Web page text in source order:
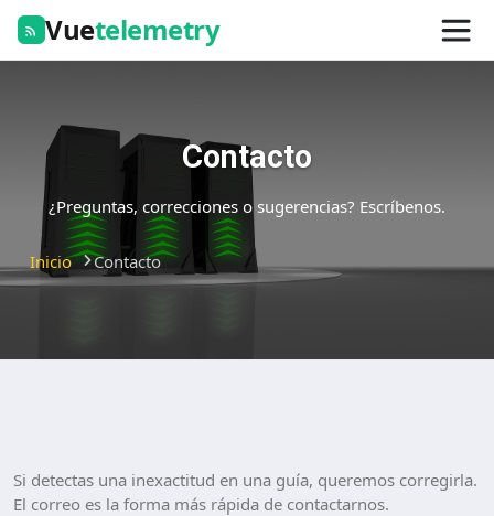
Vuetelemetry
Contacto
¿Preguntas, correcciones o sugerencias? Escríbenos.
Inicio Contacto
Si detectas una inexactitud en una guía, queremos corregirla.
El correo es la forma más rápida de contactarnos.